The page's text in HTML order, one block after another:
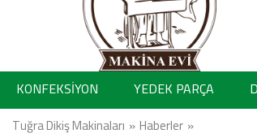
KONFEKSİYON YEDEK PARÇA
Tuğra Dikiş Makinaları Haberler